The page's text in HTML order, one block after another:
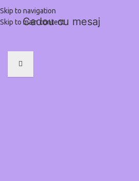
Skip to navigation
Skip to main content
Cadou cu mesaj